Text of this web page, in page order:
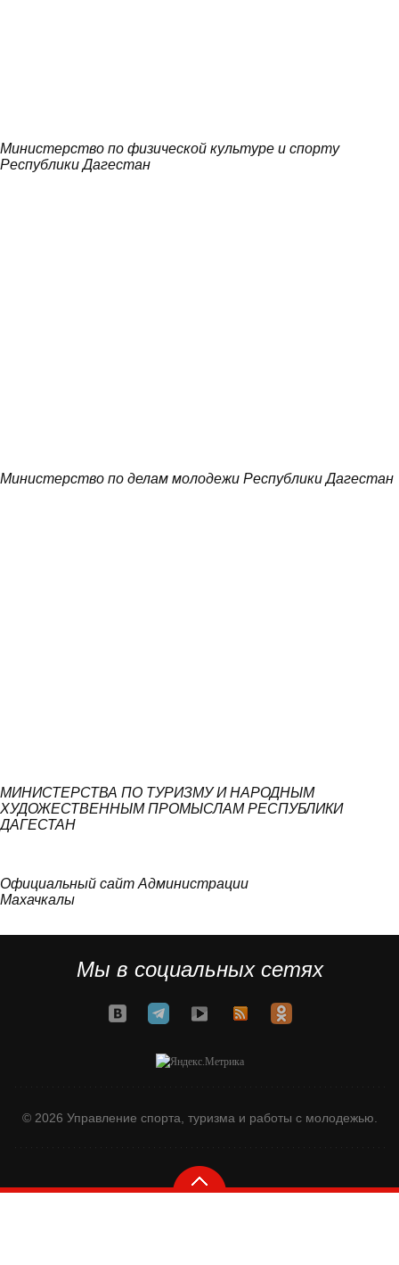
Министерство по физической культуре и спорту
Республики Дагестан
Министерство по делам молодежи Республики Дагестан
МИНИСТЕРСТВА ПО ТУРИЗМУ И НАРОДНЫМ
ХУДОЖЕСТВЕННЫМ ПРОМЫСЛАМ РЕСПУБЛИКИ
ДАГЕСТАН
Официальный сайт Администрации
Махачкалы
Мы в социальных сетях
© 2026 Управление спорта, туризма и работы с молодежью.